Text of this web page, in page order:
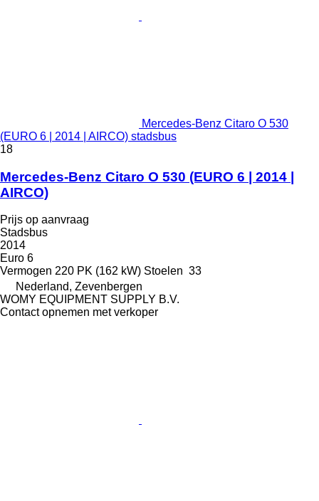
Mercedes-Benz Citaro O 530
(EURO 6 | 2014 | AIRCO) stadsbus
18
Mercedes-Benz Citaro O 530 (EURO 6 | 2014 |
AIRCO)
Prijs op aanvraag
Stadsbus
2014
Euro 6
Vermogen 220 PK (162 kW) Stoelen 33
Nederland, Zevenbergen
WOMY EQUIPMENT SUPPLY B.V.
Contact opnemen met verkoper